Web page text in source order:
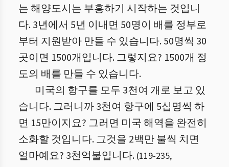
는 해양도시는 부흥하기 시작하는 것입니
다. 3년에서 5년 이내면 50명이 배를 정부로
부터 지원받아 만들 수 있습니다. 50명씩 30
곳이면 1500개입니다. 그렇지요? 1500개 정
도의 배를 만들 수 있습니다.
미국의 항구를 모두 3천여 개로 보고 있
습니다. 그러니까 3천여 항구에 5십명씩 하
면 15만이지요? 그러면 미국 해역을 완전히
소화할 것입니다. 그것을 2백만 불씩 치면
얼마예요? 3천억불입니다. (119-235,